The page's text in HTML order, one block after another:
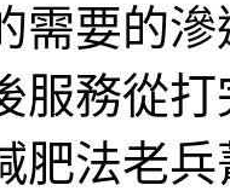
需要的
服務從打
肥法老